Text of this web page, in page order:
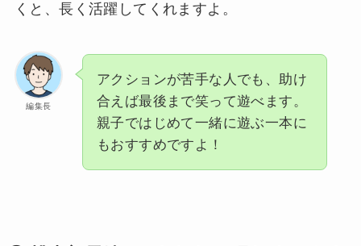
くと、長く活躍してくれますよ。
編集長
アクションが苦手な人でも、助け
合えば最後まで笑って遊べます。
親子ではじめて一緒に遊ぶ一本に
もおすすめですよ！